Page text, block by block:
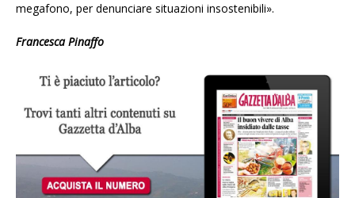
megafono, per denunciare situazioni insostenibili».
Francesca Pinaffo